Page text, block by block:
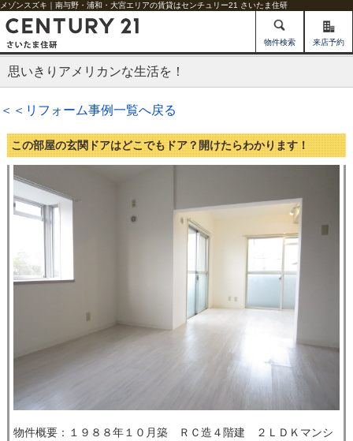
メゾンスズキ｜南与野・浦和・大宮エリアの賃貸はセンチュリー21 さいたま住研
物件検索 来店予約
思いきりアメリカンな生活を！
＜＜リフォーム事例一覧へ戻る
この部屋の玄関ドアはどこでもドア？開けたらわかります！
物件概要：１９８８年１０月築 ＲＣ造４階建 ２ＬＤＫマンシ